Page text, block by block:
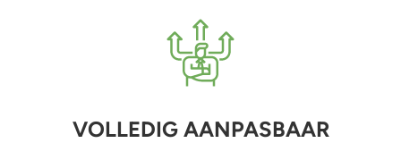
VOLLEDIG AANPASBAAR